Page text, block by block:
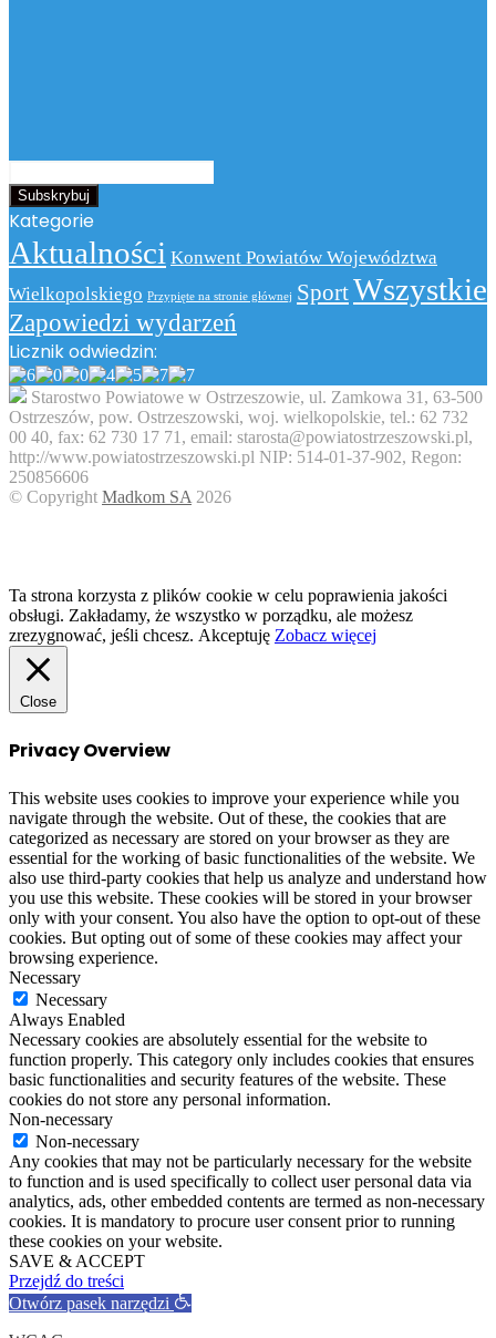
swój
adres
email
Kategorie
Aktualności Konwent Powiatów Województwa
Wielkopolskiego Przypięte na stronie głównej SportWszystkie
Zapowiedzi wydarzeń
Licznik odwiedzin:
Starostwo Powiatowe w Ostrzeszowie, ul. Zamkowa 31, 63-500
Ostrzeszów, pow. Ostrzeszowski, woj. wielkopolskie, tel.: 62 732
00 40, fax: 62 730 17 71, email: starosta@powiatostrzeszowski.pl,
http://www.powiatostrzeszowski.pl NIP: 514-01-37-902, Regon:
250856606
© Copyright Madkom SA 2026
Ta strona korzysta z plików cookie w celu poprawienia jakości
obsługi. Zakładamy, że wszystko w porządku, ale możesz
zrezygnować, jeśli chcesz. Akceptuję Zobacz więcej
Close
Privacy Overview
This website uses cookies to improve your experience while you
navigate through the website. Out of these, the cookies that are
categorized as necessary are stored on your browser as they are
essential for the working of basic functionalities of the website. We
also use third-party cookies that help us analyze and understand how
you use this website. These cookies will be stored in your browser
only with your consent. You also have the option to opt-out of these
cookies. But opting out of some of these cookies may affect your
browsing experience.
Necessary
Necessary
Always Enabled
Necessary cookies are absolutely essential for the website to
function properly. This category only includes cookies that ensures
basic functionalities and security features of the website. These
cookies do not store any personal information.
Non-necessary
Non-necessary
Any cookies that may not be particularly necessary for the website
to function and is used specifically to collect user personal data via
analytics, ads, other embedded contents are termed as non-necessary
cookies. It is mandatory to procure user consent prior to running
these cookies on your website.
SAVE & ACCEPT
Przejdź do treści
Otwórz pasek narzędzi